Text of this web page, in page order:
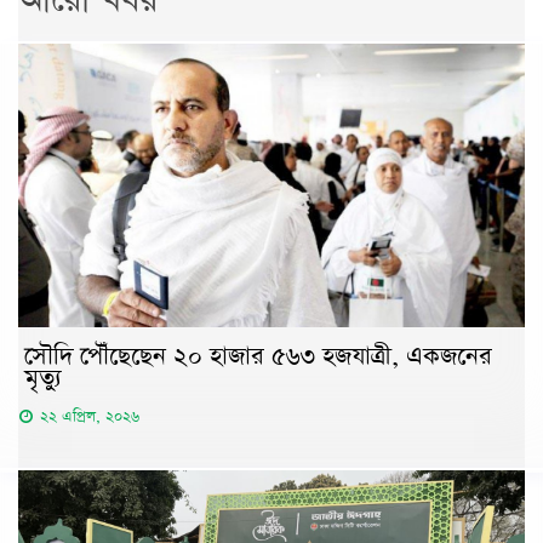
সৌদি পৌঁছেছেন ২০ হাজার ৫৬৩ হজযাত্রী, একজনের
মৃত্যু
২২ এপ্রিল, ২০২৬